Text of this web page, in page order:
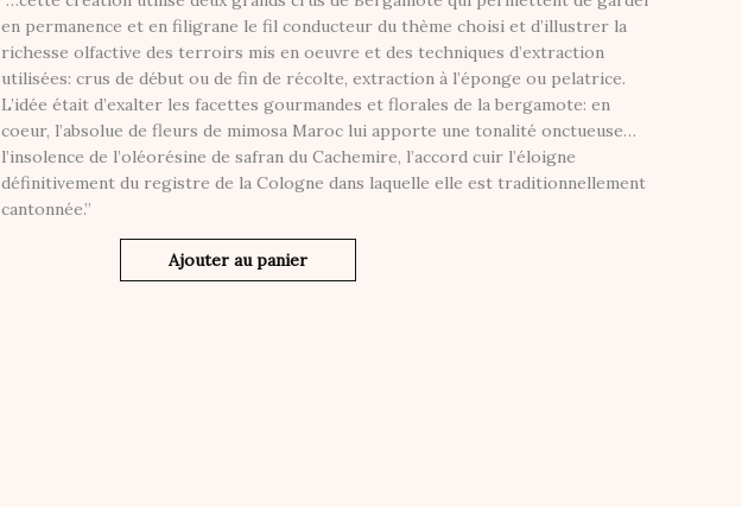
en permanence et en filigrane le fil conducteur du thème choisi et d’illustrer la
richesse olfactive des terroirs mis en oeuvre et des techniques d’extraction
utilisées: crus de début ou de fin de récolte, extraction à l’éponge ou pelatrice.
L’idée était d’exalter les facettes gourmandes et florales de la bergamote: en
coeur, l’absolue de fleurs de mimosa Maroc lui apporte une tonalité onctueuse…
l’insolence de l’oléorésine de safran du Cachemire, l’accord cuir l’éloigne
définitivement du registre de la Cologne dans laquelle elle est traditionnellement
cantonnée.”
Ajouter au panier